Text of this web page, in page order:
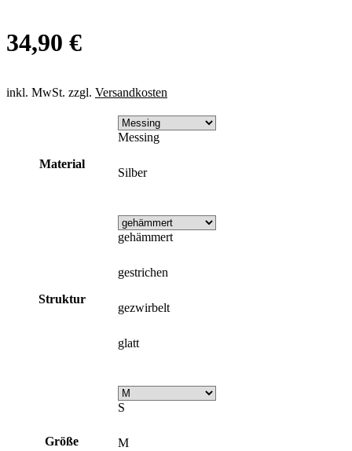
34,90 €
inkl. MwSt. zzgl. Versandkosten
Material
Messing
Silber
Struktur
gehämmert
gestrichen
gezwirbelt
glatt
Größe
S
M